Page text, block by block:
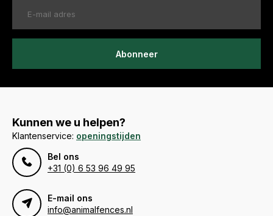
Abonneer
Kunnen we u helpen?
Klantenservice: openingstijden
Bel ons
+31 (0) 6 53 96 49 95
E-mail ons
info@animalfences.nl